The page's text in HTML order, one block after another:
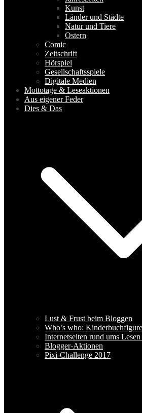
Kunst
Länder und Städte
Natur und Tiere
Ostern
Comic
Zeitschrift
Hörspiel
Gesellschaftsspiele
Digitale Medien
Mottotage & Leseaktionen
Aus eigener Feder
Dies & Das
Lust & Frust beim Bloggen
Who’s who:
Internetseiten rund ums
Blogger-Aktionen
Pixi-Challenge 2017